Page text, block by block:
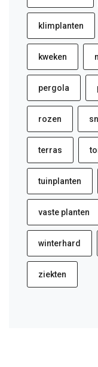
klimplanten
kweken
pergola
rozen
terras
tuinplanten
vaste planten
winterhard
ziekten